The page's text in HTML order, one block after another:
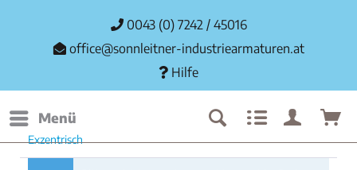
0043 (0) 7242 / 45016
office@sonnleitner-industriearmaturen.at
Hilfe
Menü
Exzentrisch